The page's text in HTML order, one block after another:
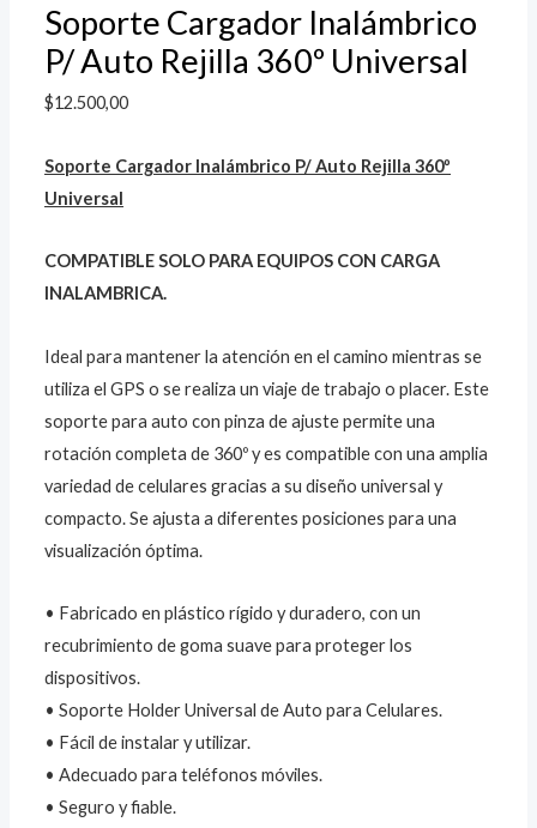
Soporte Cargador Inalámbrico
P/ Auto Rejilla 360º Universal
$12.500,00
Soporte Cargador Inalámbrico P/ Auto Rejilla 360º
Universal
COMPATIBLE SOLO PARA EQUIPOS CON CARGA
INALAMBRICA.
Ideal para mantener la atención en el camino mientras se
utiliza el GPS o se realiza un viaje de trabajo o placer. Este
soporte para auto con pinza de ajuste permite una
rotación completa de 360º y es compatible con una amplia
variedad de celulares gracias a su diseño universal y
compacto. Se ajusta a diferentes posiciones para una
visualización óptima.
• Fabricado en plástico rígido y duradero, con un
recubrimiento de goma suave para proteger los
dispositivos.
• Soporte Holder Universal de Auto para Celulares.
• Fácil de instalar y utilizar.
• Adecuado para teléfonos móviles.
• Seguro y fiable.